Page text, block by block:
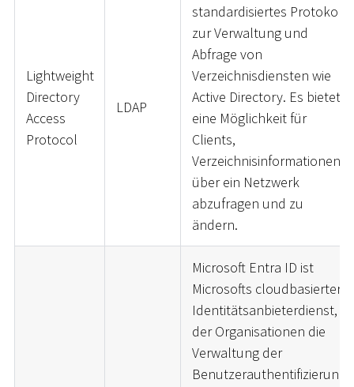
Lightweight
Directory
Access
Protocol
LDAP
standardisiertes Protokoll
zur Verwaltung und
Abfrage von
Verzeichnisdiensten wie
Active Directory. Es bietet
eine Möglichkeit für
Clients,
Verzeichnisinformationen
über ein Netzwerk
abzufragen und zu
ändern.
Microsoft Entra ID ist
Microsofts cloudbasierter
Identitätsanbieterdienst,
der Organisationen die
Verwaltung der
Benutzerauthentifizierung